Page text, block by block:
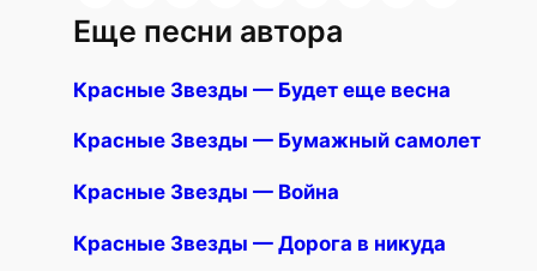
Еще песни автора
Красные Звезды — Будет еще весна
Красные Звезды — Бумажный самолет
Красные Звезды — Война
Красные Звезды — Дорога в никуда